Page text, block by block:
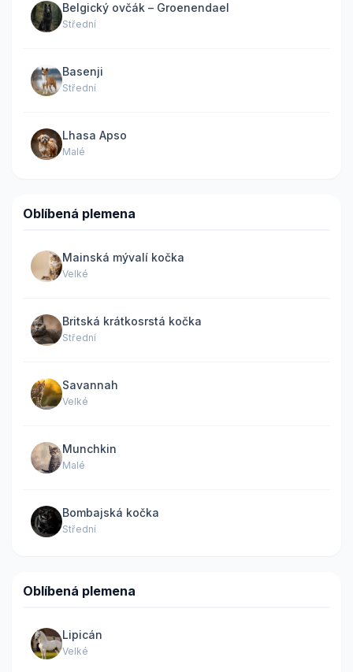
Belgický ovčák – Groenendael
Střední
Basenji
Střední
Lhasa Apso
Malé
Oblíbená plemena
Mainská mývalí kočka
Velké
Britská krátkosrstá kočka
Střední
Savannah
Velké
Munchkin
Malé
Bombajská kočka
Střední
Oblíbená plemena
Lipicán
Velké